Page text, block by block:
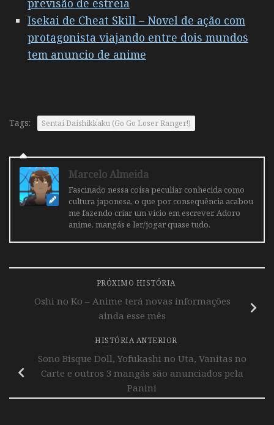
previsão de estreia
Isekai de Cheat Skill – Novel de ação com
protagonista viajando entre dois mundos
tem anuncio de anime
Tags: Sentai Daishikkaku (Go Go Loser Ranger!)
Marcelo Almeida
Fascinado nessa coisa peculiar conhecida como
cultura japonesa, o que por consequência acabou
me fazendo criar um vicio em escrever. Adoro
anime, mangás e ler/jogar quase tudo.
PRÓXIMO HISTÓRIA
Oshi no Ko – Anime terá novas informações
ainda esse mês
HISTÓRIA ANTERIOR
Sono Bisque Doll, Yofukashi no Uta, Vanitas no
Carte e outros 3 mangás são anunciados pela
Panini